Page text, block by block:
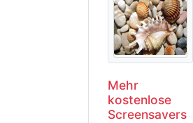
Mehr
kostenlose
Screensavers